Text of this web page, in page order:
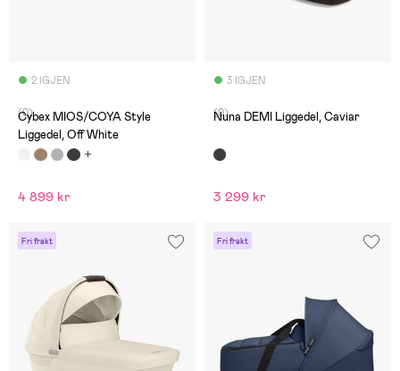
2 IGJEN
(0)
Cybex MIOS/COYA Style
Liggedel, Off White
4 899 kr
3 IGJEN
(0)
Nuna DEMI Liggedel, Caviar
3 299 kr
Fri frakt Fri frakt